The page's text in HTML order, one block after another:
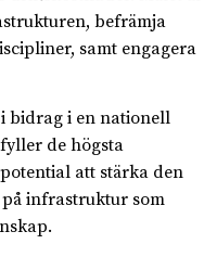
befrämja
samt engagera
bidrag i en nationell
de högsta
att stärka den
infrastruktur som